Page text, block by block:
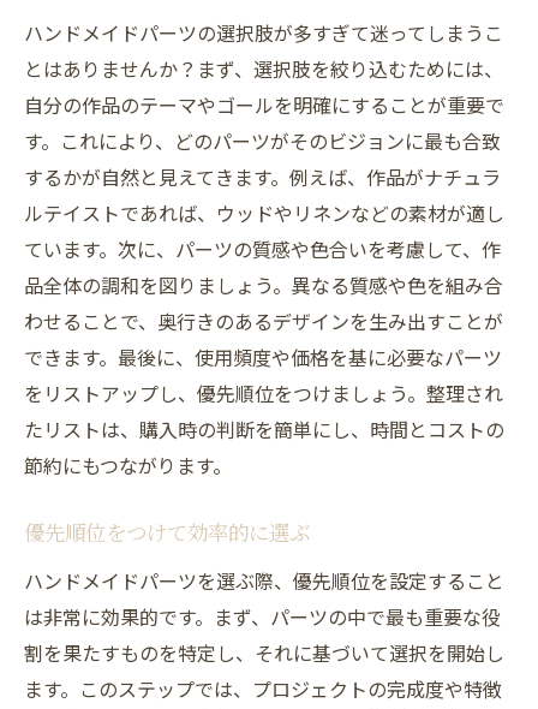
ハンドメイドパーツの選択肢が多すぎて迷ってしまうこ
とはありませんか？まず、選択肢を絞り込むためには、
自分の作品のテーマやゴールを明確にすることが重要で
す。これにより、どのパーツがそのビジョンに最も合致
するかが自然と見えてきます。例えば、作品がナチュラ
ルテイストであれば、ウッドやリネンなどの素材が適し
ています。次に、パーツの質感や色合いを考慮して、作
品全体の調和を図りましょう。異なる質感や色を組み合
わせることで、奥行きのあるデザインを生み出すことが
できます。最後に、使用頻度や価格を基に必要なパーツ
をリストアップし、優先順位をつけましょう。整理され
たリストは、購入時の判断を簡単にし、時間とコストの
節約にもつながります。
優先順位をつけて効率的に選ぶ
ハンドメイドパーツを選ぶ際、優先順位を設定すること
は非常に効果的です。まず、パーツの中で最も重要な役
割を果たすものを特定し、それに基づいて選択を開始し
ます。このステップでは、プロジェクトの完成度や特徴